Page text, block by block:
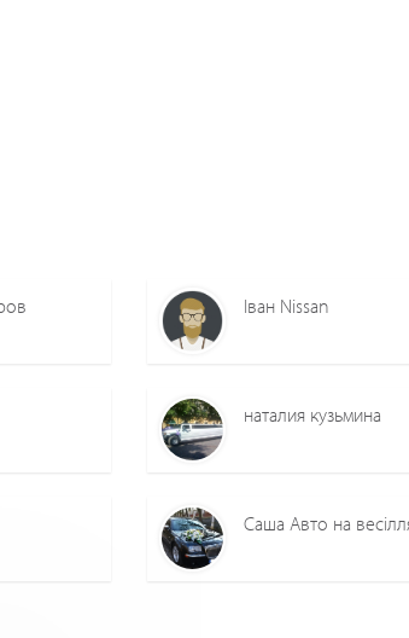
Іван Nissan
наталия кузьмина